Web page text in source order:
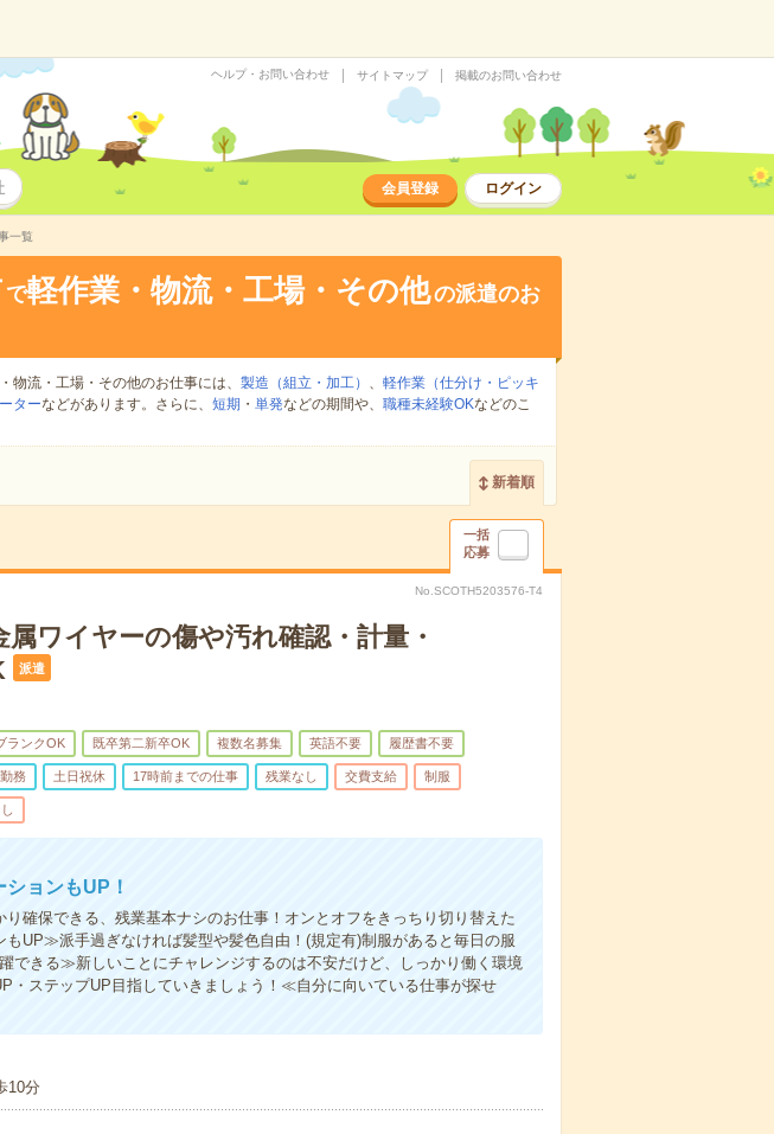
ヘルプ・お問い合わせ サイトマップ 掲載のお問い合わせ
会員登録 ログイン
一覧
で軽作業・物流・工場・その他の派遣のお
物流・工場・その他のお仕事には、 製造（組立・加工） 、 軽作業（仕分け・ピッキ
ターなどがあります。さらに、 短期 ・ 単発などの期間や、 職種未経験OKなどのこ
新着順
一括
応募
No.SCOTH5203576-T4
属ワイヤーの傷や汚れ確認・計量・
派遣
ランクOK 既卒第二新卒OK 複数名募集 英語不要 履歴書不要
務 土日祝休 17時前までの仕事 残業なし 交費支給 制服
ョンもUP！
確保できる、残業基本ナシのお仕事！オンとオフをきっちり切り替えた
UP≫派手過ぎなければ髪型や髪色自由！(規定有)制服があると毎日の服
できる≫新しいことにチャレンジするのは不安だけど、しっかり働く環境
・ステップUP目指していきましょう！≪自分に向いている仕事が探せ
10分